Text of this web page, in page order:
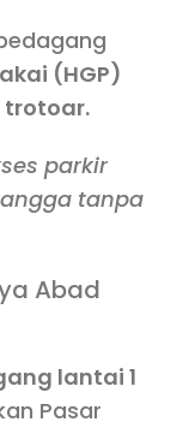
(HGP)
trotoar.
parkir
tanpa
Abad
lantai 1
Pasar